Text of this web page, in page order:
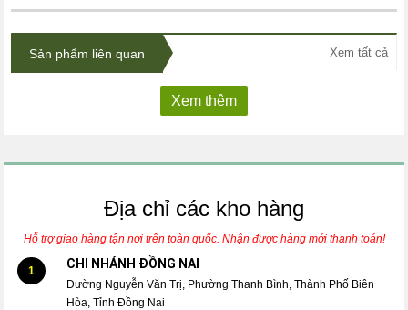
Sản phẩm liên quan Xem tất cả
Xem thêm
Địa chỉ các kho hàng
Hỗ trợ giao hàng tận nơi trên toàn quốc. Nhận được hàng mới thanh toán!
1 CHI NHÁNH ĐỒNG NAI
Đường Nguyễn Văn Trị, Phường Thanh Bình, Thành Phố Biên
Hòa, Tỉnh Đồng Nai